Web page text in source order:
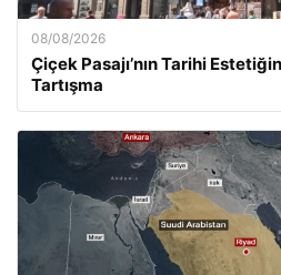
08/08/2026
Çiçek Pasajı’nın Tarihi
Tartışma